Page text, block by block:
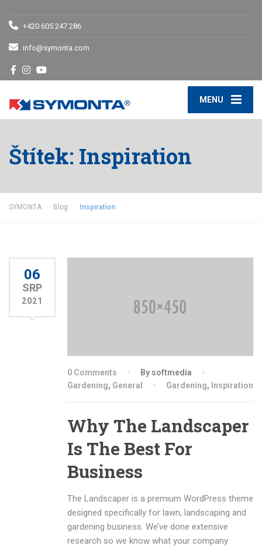
+420 605 247 286
info@symonta.com
MENU
Štítek: Inspiration
SYMONTA Blog Inspiration
06
SRP
2021
0 Comments
By softmedia
Gardening, General Gardening, Inspiration
Why The Landscaper
Is The Best For
Business
The Landscaper is a premium WordPress theme
designed specifically for lawn, landscaping and
gardening business. We’ve done extensive
research so we know what your company